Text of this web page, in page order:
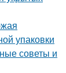
упаковки
советы и